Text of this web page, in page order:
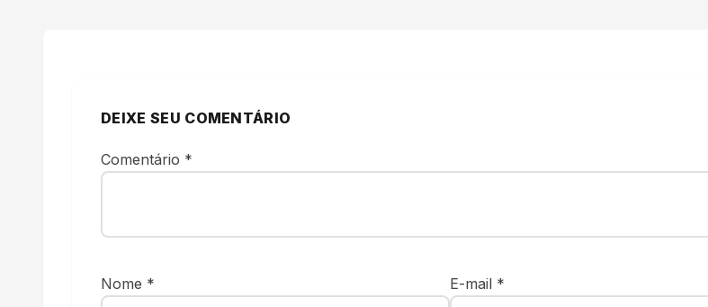
DEIXE SEU COMENTÁRIO
Comentário *
Nome * E-mail *